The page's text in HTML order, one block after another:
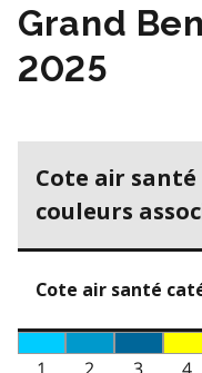
Grand
2025
Cote air
couleurs
Cote air santé